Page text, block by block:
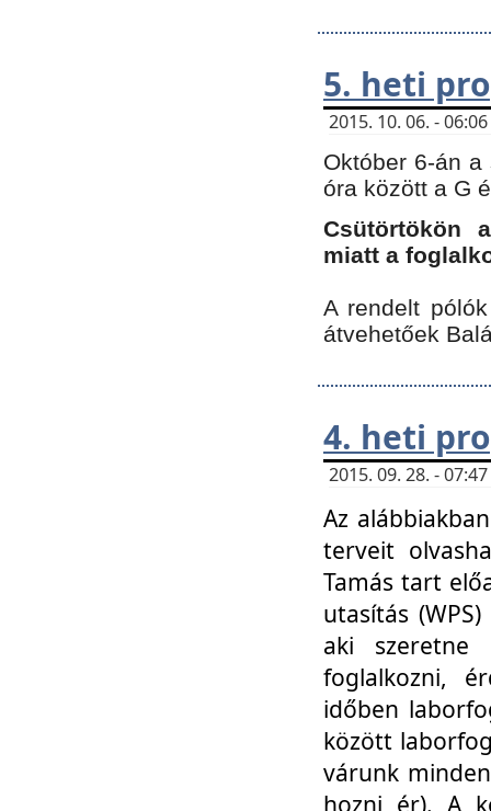
5. heti
2015. 10. 06. -
Október 6-án
óra között a G
Csütörtökön
miatt a
A rendelt
átvehetőek
4. heti
2015. 09. 28. -
Az
terveit
Tamás tart
utasítás
aki szeretne
foglalkozni,
időben
között
várunk
hozni ér). A